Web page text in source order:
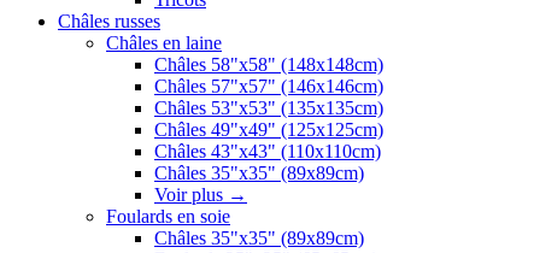
Châles russes
Châles en laine
Châles 58"x58" (148x148cm)
Châles 57"x57" (146x146cm)
Châles 53"x53" (135x135cm)
Châles 49"x49" (125x125cm)
Châles 43"x43" (110x110cm)
Châles 35"x35" (89x89cm)
Voir plus →
Foulards en soie
Châles 35"x35" (89x89cm)